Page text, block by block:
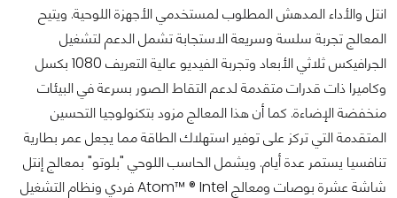
انتل والأداء المدهش المطلوب لمستخدمي الأجهزة اللوحية. ويتيح
المعالج تجربة سلسة وسريعة الاستجابة تشمل الدعم لتشغيل
الجرافيكس ثلاثي الأبعاد وتجربة الفيديو عالية التعريف 1080 بكسل
وكاميرا ذات قدرات متقدمة لدعم التقاط الصور بسرعة في البيئات
منخفضة الإضاءة. كما أن هذا المعالج مزود بتكنولوجيا التحسين
المتقدمة التي تركز على توفير استهلاك الطاقة مما يجعل عمر بطارية
تنافسيا يستمر عدة أيام. ويشمل الحاسب اللوحي "بلوتو" بمعالج إنتل
شاشة عشرة بوصات ومعالج Atom™ ® Intel فردي ونظام التشغيل